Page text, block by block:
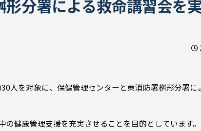
分署による救命講習会を
人を対象に、保健管理センターと東消防署桝形分署に
健康管理支援を充実させることを目的としています